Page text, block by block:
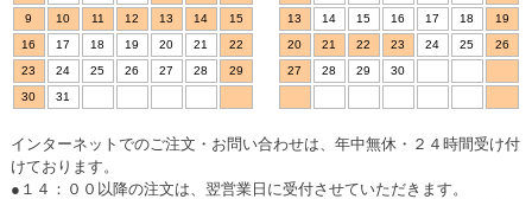
9
10 11 12 13 14
15
16
17 18 19 20 21
22
23
24 25 26 27 28
29
30
31
13
14 15 16 17 18
19
20
21 22 23 24 25
26
27
28 29 30
インターネットでのご注文・お問い合わせは、年中無休・２４時間受け付
けております。
●１４：００以降の注文は、翌営業日に受付させていただきます。